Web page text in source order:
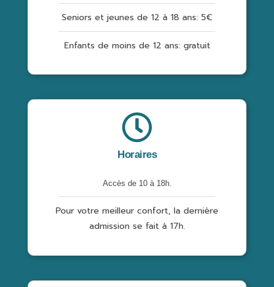
Seniors et jeunes de 12 à 18 ans: 5€
Enfants de moins de 12 ans: gratuit
Horaires
Accès de 10 à 18h.
Pour votre meilleur confort, la dernière
admission se fait à 17h.